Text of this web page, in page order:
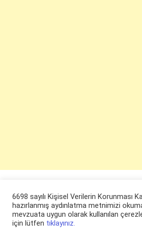
6698 sayılı Kişisel Verilerin Korunması
hazırlanmış aydınlatma metnimizi
mevzuata uygun olarak kullanılan
için lütfen tıklayınız.